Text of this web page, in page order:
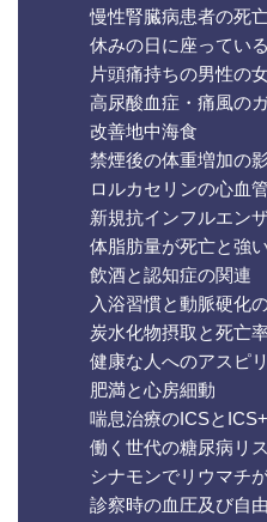
慢性腎臓病患者の死
休みの日に座ってい
片頭痛持ちの男性の
高尿酸血症・痛風の
改善地中海食
禁煙後の体重増加の
ロルカセリンの心血
新規抗インフルエン
体脂肪量が死亡と強
飲酒と認知症の関連
入浴習慣と動脈硬化
炭水化物摂取と死亡
健康な人へのアスピ
肥満と心房細動
喘息治療のICSと
働く世代の糖尿病リ
シナモンでリウマチ
診察時の血圧及び自